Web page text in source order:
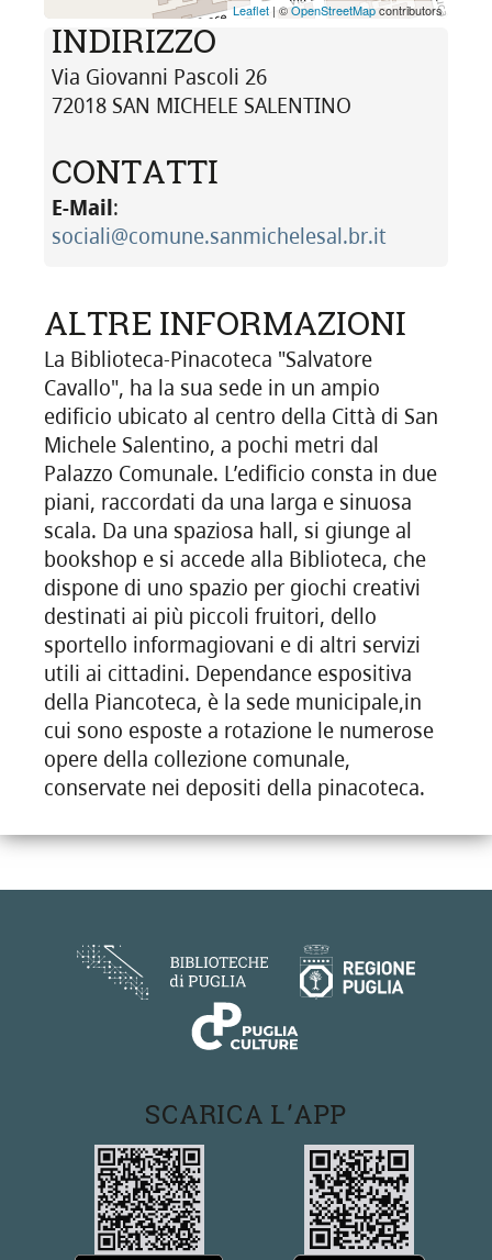
Leaflet | ©OpenStreetMapcontributors
INDIRIZZO
Via Giovanni Pascoli 26
72018 SAN MICHELE SALENTINO
CONTATTI
E-Mail:
sociali@comune.sanmichelesal.br.it
ALTRE INFORMAZIONI
La Biblioteca-Pinacoteca "Salvatore
Cavallo", ha la sua sede in un ampio
edificio ubicato al centro della Città di San
Michele Salentino, a pochi metri dal
Palazzo Comunale. L’edificio consta in due
piani, raccordati da una larga e sinuosa
scala. Da una spaziosa hall, si giunge al
bookshop e si accede alla Biblioteca, che
dispone di uno spazio per giochi creativi
destinati ai più piccoli fruitori, dello
sportello informagiovani e di altri servizi
utili ai cittadini. Dependance espositiva
della Piancoteca, è la sede municipale,in
cui sono esposte a rotazione le numerose
opere della collezione comunale,
conservate nei depositi della pinacoteca.
SCARICA L'APP